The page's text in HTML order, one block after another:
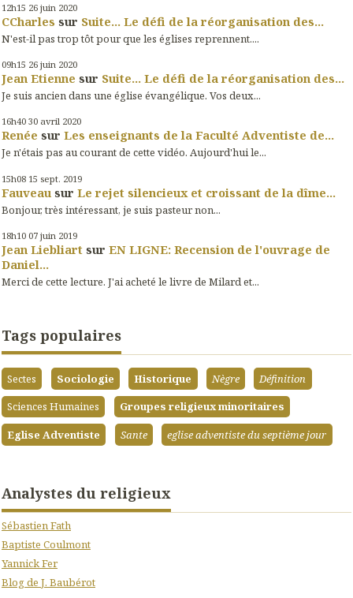
12h15 26 juin 2020
CCharles sur Suite... Le défi de la réorganisation des...
N'est-il pas trop tôt pour que les églises reprennent....
09h15 26 juin 2020
Jean Etienne sur Suite... Le défi de la réorganisation des...
Je suis ancien dans une église évangélique. Vos deux...
16h40 30 avril 2020
Renée sur Les enseignants de la Faculté Adventiste de...
Je n'étais pas au courant de cette vidéo. Aujourd'hui le...
15h08 15 sept. 2019
Fauveau sur Le rejet silencieux et croissant de la dîme...
Bonjour, très intéressant, je suis pasteur non...
18h10 07 juin 2019
Jean Liebliart sur EN LIGNE: Recension de l'ouvrage de
Daniel...
Merci de cette lecture. J'ai acheté le livre de Milard et...
Tags populaires
Sectes Sociologie Historique Nègre
Définition
Sciences Humaines
Groupes religieux minoritaires
Eglise Adventiste
Sante eglise adventiste du septième jour
Analystes du religieux
Sébastien Fath
Baptiste Coulmont
Yannick Fer
Blog de J. Baubérot